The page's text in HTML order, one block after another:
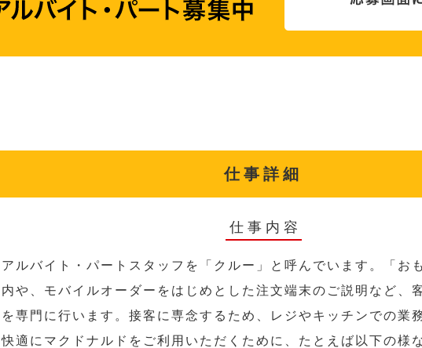
仕事詳細
仕事内容
ルバイト・パートスタッフを「クルー」と呼んでいます。「お
や、モバイルオーダーをはじめとした注文端末のご説明など、
専門に行います。接客に専念するため、レジやキッチンでの業
適にマクドナルドをご利用いただくために、たとえば以下の様